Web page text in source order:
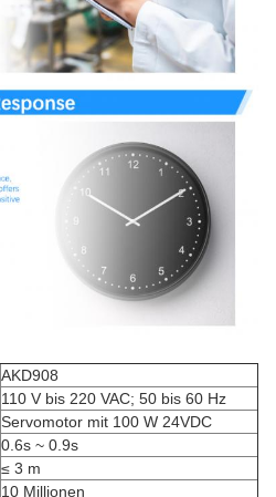
AKD908
110 V bis 220 VAC; 50 bis 60 Hz
Servomotor mit 100 W 24VDC
0.6s ~ 0.9s
≤ 3 m
10 Millionen